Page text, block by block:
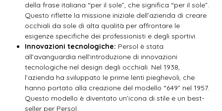
della frase italiana “per il sole”, che significa “per il sole”.
Questo riflette la missione iniziale dell’azienda di creare
occhiali da sole di alta qualità per affrontare le
esigenze specifiche dei professionisti e degli sportivi.
Innovazioni tecnologiche: Persol è stata
all’avanguardia nell’introduzione di innovazioni
tecnologiche nel design degli occhiali. Nel 1938,
l’azienda ha sviluppato le prime lenti pieghevoli, che
hanno portato alla creazione del modello “649” nel 1957.
Questo modello è diventato un’icona di stile e un best-
seller per Persol.